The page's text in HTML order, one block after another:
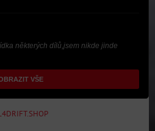
některých dílů,jsem nikde jinde
VŠE